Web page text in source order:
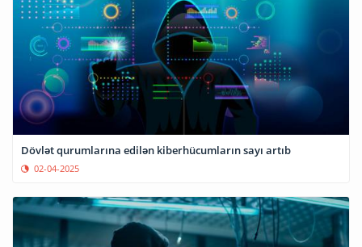
Dövlət qurumlarına edilən kiberhücumların sayı artıb
02-04-2025